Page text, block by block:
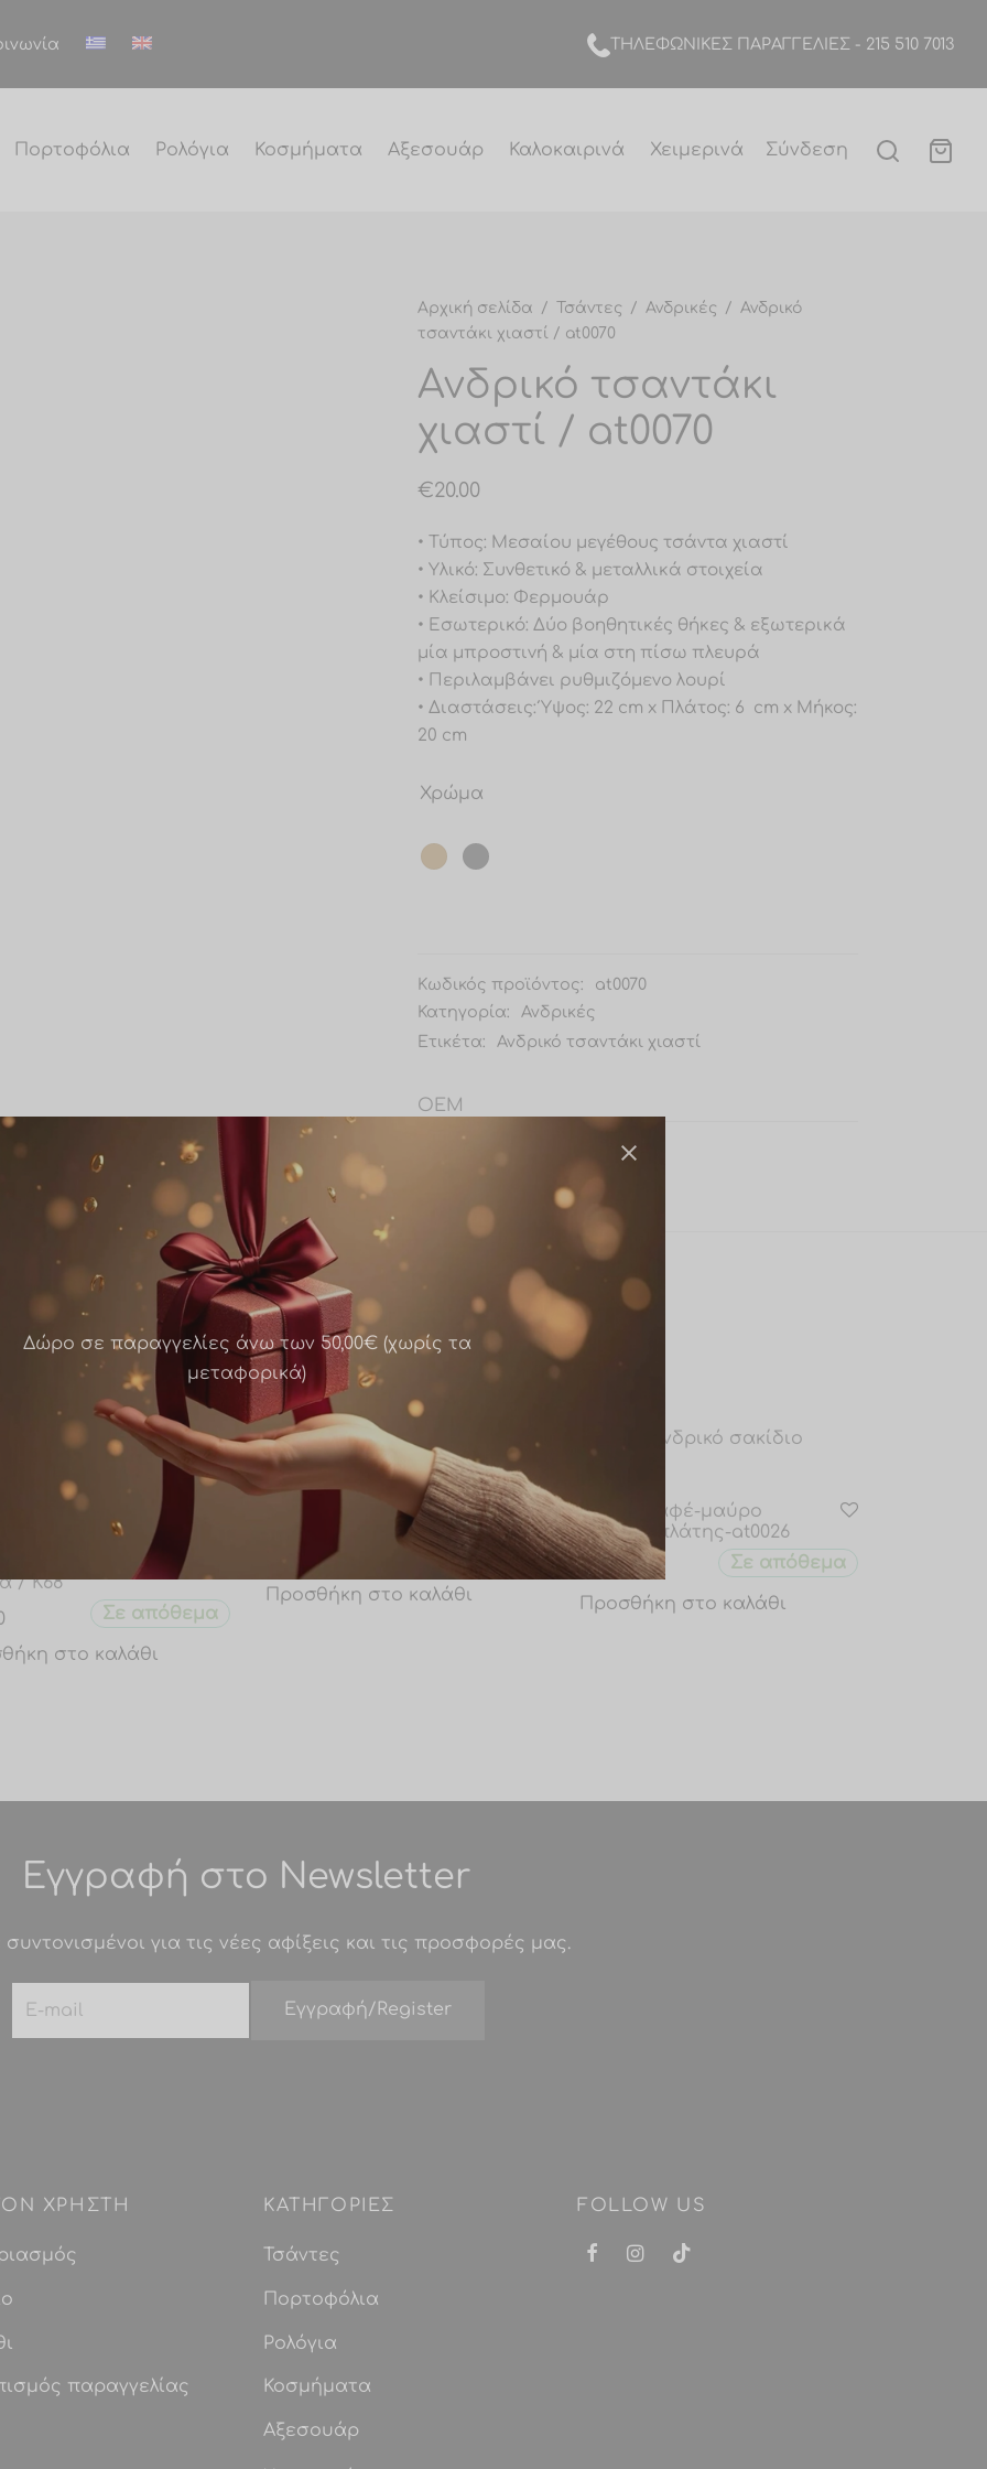
Δώρο σε παραγγελίες άνω των 50,00€ (χωρίς τα
μεταφορικά)
TΗΛΕΦΩΝΙΚΕΣ ΠΑΡΑΓΓΕΛΙΕΣ - 215 510 7013
Πορτοφόλια Ρολόγια Κοσμήματα Αξεσουάρ Καλοκαιρινά Χειμερινά Σύνδεση
Αρχική σελίδα / Τσάντες / Ανδρικές / Ανδρικό
τσαντάκι χιαστί / at0070
Ανδρικό τσαντάκι
χιαστί / at0070
€20.00
• Τύπος: Μεσαίου μεγέθους τσάντα χιαστί
• Υλικό: Συνθετικό & μεταλλικά στοιχεία
• Κλείσιμο: Φερμουάρ
• Εσωτερικό: Δύο βοηθητικές θήκες & εξωτερικά
μία μπροστινή & μία στη πίσω πλευρά
• Περιλαμβάνει ρυθμιζόμενο λουρί
• Διαστάσεις: Ύψος: 22 cm x Πλάτος: 6 cm x Μήκος:
20 cm
Χρώμα
Κωδικός προϊόντος:
at0070
Κατηγορία:
Ανδρικές
Ετικέτα:
Ανδρικό τσαντάκι χιαστί
OEM
τσαντάκι χιαστί-
σε καφέ ανοιχτό
/ K68
Σε απόθεμα
στο καλάθι
Ανδρικό χιαστί τσαντάκι
διακοσμητικά/ at0082
Σε απόθεμα
Προσθήκη στο καλάθι
Unisex καφέ-μαύρο
σακίδιο πλάτης-at0026
€44.00 Σε απόθεμα
Προσθήκη στο καλάθι
Εγγραφή στο Newsletter
συντονισμένοι για τις νέες αφίξεις και τις προσφορές μας.
ΧΡΗΣΤΗ
παραγγελίας
ΚΑΤΗΓΟΡΙΕΣ
Τσάντες
Πορτοφόλια
Ρολόγια
Κοσμήματα
Αξεσουάρ
FOLLOW US